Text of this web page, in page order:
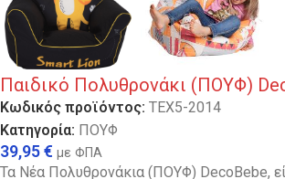
Παιδικό Πολυθρονάκι (ΠΟΥΦ)
Κωδικός προϊόντος: TEX5-2014
Κατηγορία: ΠΟΥΦ
39,95€ με ΦΠΑ
Τα Νέα Πολυθρονάκια (ΠΟΥΦ) DecoBebe,